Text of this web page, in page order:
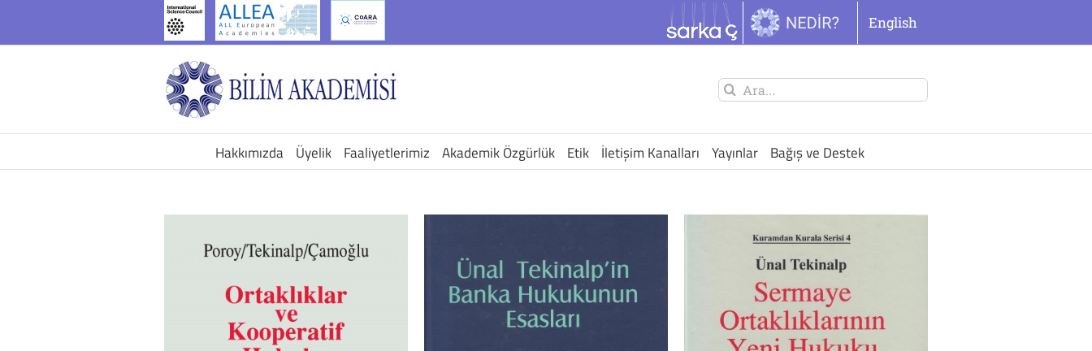
English
Şunu
Hakkımızda Üyelik Faaliyetlerimiz Akademik Özgürlük Etik İletişim Kanalları Yayınlar Bağış ve Destek